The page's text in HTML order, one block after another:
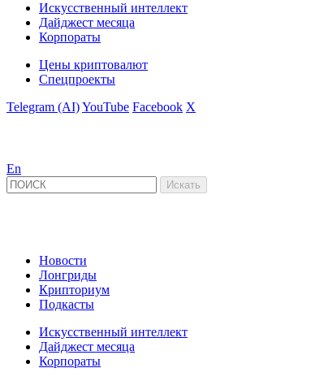
Искусственный интеллект
Дайджест месяца
Корпораты
Цены криптовалют
Спецпроекты
Telegram (AI)YouTube Facebook X
En
Новости
Лонгриды
Крипториум
Подкасты
Искусственный интеллект
Дайджест месяца
Корпораты